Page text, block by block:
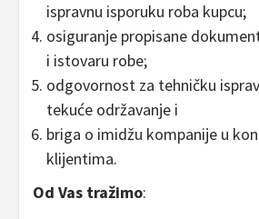
ispravnu isporuku roba kupcu;
osiguranje propisane
i istovaru robe;
odgovornost za tehničku
tekuće održavanje i
briga o imidžu kompanije u
klijentima.
Od Vas tražimo: